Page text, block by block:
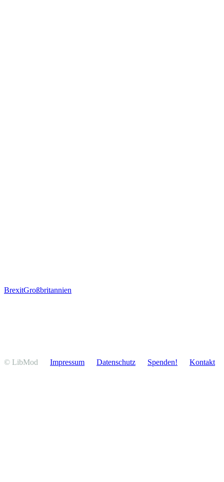
BrexitGroßbritannien
© LibMod Impressum Daten­schutz Spenden! Kontakt